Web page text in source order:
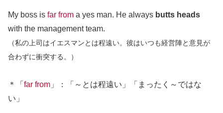
My boss is far from a yes man. He always butts heads
with the management team.
（私の上司はイエスマンとは程遠い。彼はいつも経営陣と意見が
合わずに衝突する。）
＊「 far from 」：「～とは程遠い」「まったく～ではな
い」